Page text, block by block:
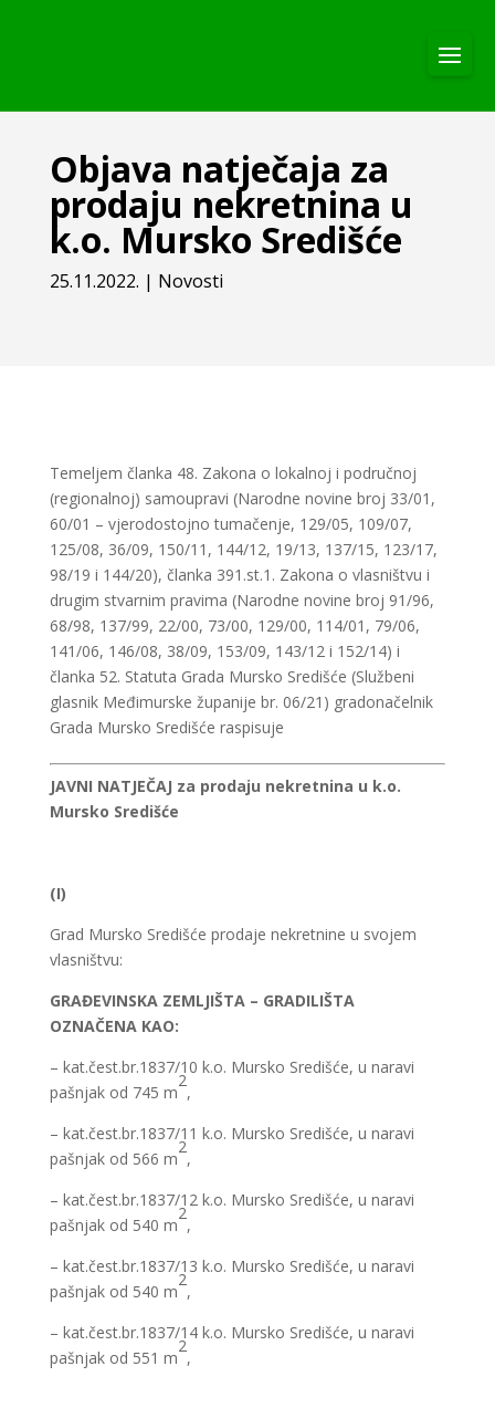
Objava natječaja za
prodaju nekretnina u
k.o. Mursko Središće
25.11.2022. | Novosti
Temeljem članka 48. Zakona o lokalnoj i područnoj
(regionalnoj) samoupravi (Narodne novine broj 33/01,
60/01 – vjerodostojno tumačenje, 129/05, 109/07,
125/08, 36/09, 150/11, 144/12, 19/13, 137/15, 123/17,
98/19 i 144/20), članka 391.st.1. Zakona o vlasništvu i
drugim stvarnim pravima (Narodne novine broj 91/96,
68/98, 137/99, 22/00, 73/00, 129/00, 114/01, 79/06,
141/06, 146/08, 38/09, 153/09, 143/12 i 152/14) i
članka 52. Statuta Grada Mursko Središće (Službeni
glasnik Međimurske županije br. 06/21) gradonačelnik
Grada Mursko Središće raspisuje
JAVNI NATJEČAJ za prodaju nekretnina u k.o.
Mursko Središće
(I)
Grad Mursko Središće prodaje nekretnine u svojem
vlasništvu:
GRAĐEVINSKA ZEMLJIŠTA – GRADILIŠTA
OZNAČENA KAO:
– kat.čest.br.1837/10 k.o. Mursko Središće, u naravi
pašnjak od 745 m
2
,
– kat.čest.br.1837/11 k.o. Mursko Središće, u naravi
pašnjak od 566 m
2
,
– kat.čest.br.1837/12 k.o. Mursko Središće, u naravi
pašnjak od 540 m
2
,
– kat.čest.br.1837/13 k.o. Mursko Središće, u naravi
pašnjak od 540 m
2
,
– kat.čest.br.1837/14 k.o. Mursko Središće, u naravi
pašnjak od 551 m
2
,